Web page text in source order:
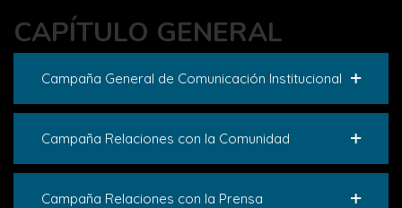
CAPÍTULO GENERAL
Campaña General de Comunicación Institucional
Campaña Relaciones con la Comunidad
Campaña Relaciones con la Prensa